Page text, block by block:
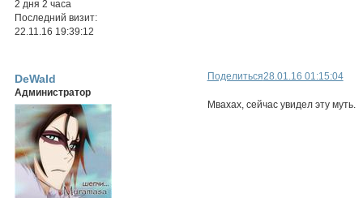
2 дня 2 часа
Последний визит:
22.11.16 19:39:12
Поделиться28.01.16 01:15:04
DeWald
Администратор
Мвахах, сейчас увидел эту муть.